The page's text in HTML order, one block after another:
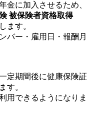
金に加入させるため、
被保険者資格取得
ます。
バー・雇用日・報酬月
定期間後に健康保険証
す。
用できるようになりま